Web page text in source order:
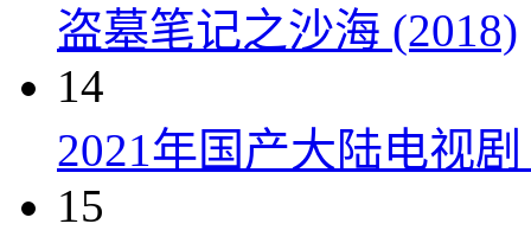
盗墓笔记之沙海 (2018)
14
2021年国产大陆电视
15